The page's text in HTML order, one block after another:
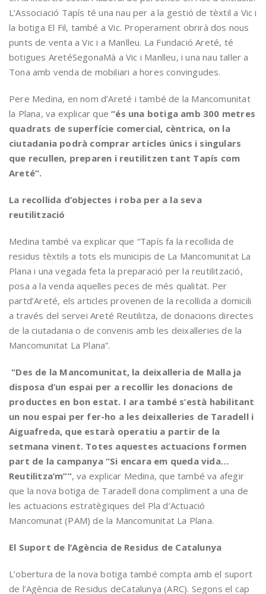
L’Associació Tapís té una nau per a la gestió de tèxtil a Vic i
la botiga El Fil, també a Vic. Properament obrirà dos nous
punts de venta a Vic i a Manlleu. La Fundació Areté, té
botigues AretéSegonaMà a Vic i Manlleu, i una nau taller a
Tona amb venda de mobiliari a hores convingudes.
Pere Medina, en nom d’Areté i també de la Mancomunitat
la Plana, va explicar que“és una botiga amb 300 metres
quadrats de superfície comercial, cèntrica, on la
ciutadania podrà comprar articles únics i singulars
que recullen, preparen i reutilitzen tant Tapís com
Areté”.
La recollida d’objectes i roba per a la seva
reutilització
Medina també va explicar que “Tapís fa la recollida de
residus tèxtils a tots els municipis de La Mancomunitat La
Plana i una vegada feta la preparació per la reutilització,
posa a la venda aquelles peces de més qualitat. Per
partd’Areté, els articles provenen de la recollida a domicili
a través del servei Areté Reutilitza, de donacions directes
de la ciutadania o de convenis amb les deixalleries de la
Mancomunitat La Plana”.
“Des de la Mancomunitat, la deixalleria de Malla ja
disposa d’un espai per a recollir les donacions de
productes en bon estat. I ara també s’està habilitant
un nou espai per fer-ho a les deixalleries de Taradell i
Aiguafreda, que estarà operatiu a partir de la
setmana vinent. Totes aquestes actuacions formen
part de la campanya “Si encara em queda vida…
Reutilitza’m””, va explicar Medina, que també va afegir
que la nova botiga de Taradell dona compliment a una de
les actuacions estratègiques del Pla d’Actuació
Mancomunat (PAM) de la Mancomunitat La Plana.
El Suport de l’Agència de Residus de Catalunya
L’obertura de la nova botiga també compta amb el suport
de l’Agència de Residus deCatalunya (ARC). Segons el cap